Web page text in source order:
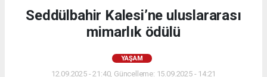
Seddülbahir Kalesi’ne uluslararası
mimarlık ödülü
YAŞAM
12.09.2025 - 21:40, Güncelleme: 15.09.2025 - 14:21